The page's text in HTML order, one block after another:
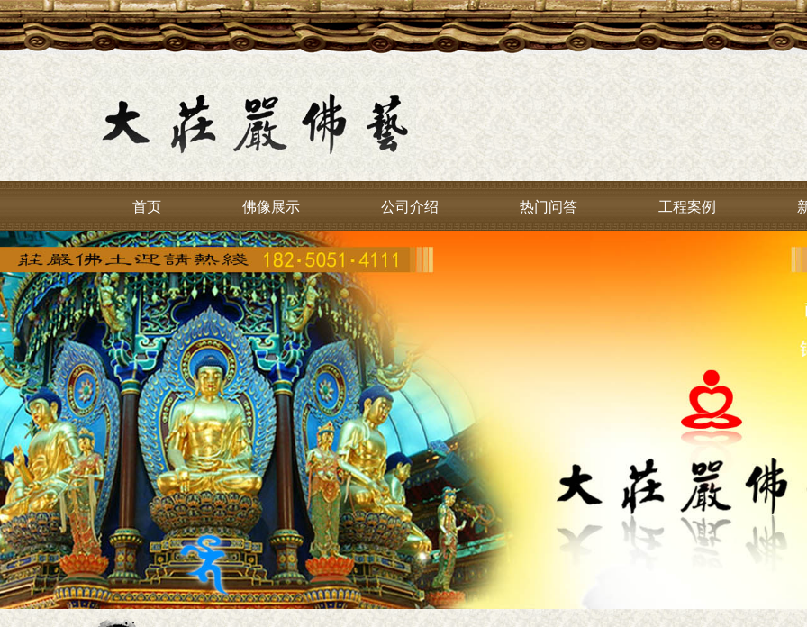
首页 佛像展示 公司介绍 热门问答 工程案例